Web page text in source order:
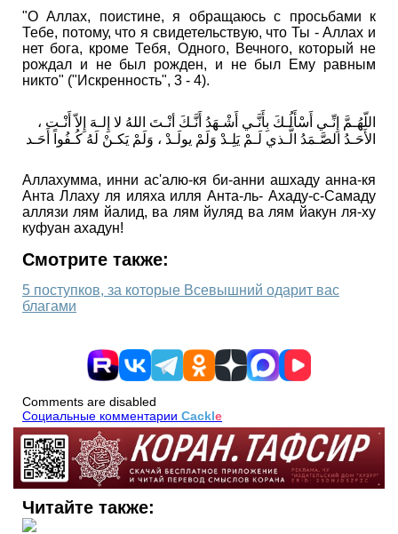
"О Аллах, поистине, я обращаюсь с просьбами к
Тебе, потому, что я свидетельствую, что Ты - Аллах и
нет бога, кроме Тебя, Одного, Вечного, который не
рождал и не был рожден, и не был Ему равным
никто" ("Искренность", 3 - 4).
اللّهُـمَّ إِنِّـي أَسْأَلُـكَ بِأَنَّـي أَشْـهَدُ أَنَّـكَ أنْـتَ اللهُ لا إِلـهَ إِلاّ أَنْـت ،
الأَحَـدُ الصَّـمَدُ الَّـذي لَـمْ يَلِـدْ وَلَمْ يولَـدْ ، وَلَمْ يَكـنْ لَهُ كُـفُواً أَحَـد
Аллахумма, инни ас'алю-кя би-анни ашхаду анна-кя
Анта Ллаху ля иляха илля Анта-ль- Ахаду-с-Самаду
аллязи лям йалид, ва лям йуляд ва лям йакун ля-ху
куфуан ахадун!
Смотрите также:
5 поступков, за которые Всевышний одарит вас
благами
Comments are disabled
Социальные комментарии Cackle
Читайте также: